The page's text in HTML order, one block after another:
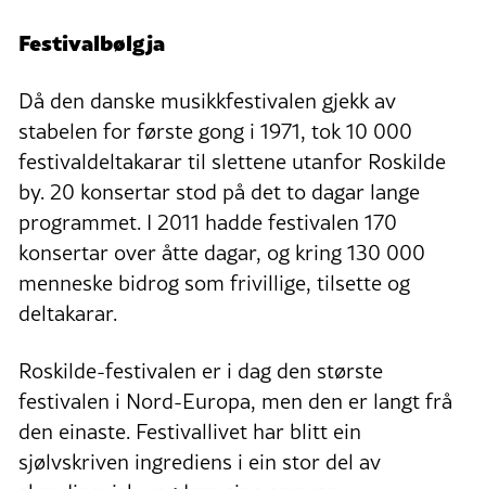
Festivalbølgja
Då den danske musikkfestivalen gjekk av
stabelen for første gong i 1971, tok 10 000
festivaldeltakarar til slettene utanfor Roskilde
by. 20 konsertar stod på det to dagar lange
programmet. I 2011 hadde festivalen 170
konsertar over åtte dagar, og kring 130 000
menneske bidrog som frivillige, tilsette og
deltakarar.
Roskilde-festivalen er i dag den største
festivalen i Nord-Europa, men den er langt frå
den einaste. Festivallivet har blitt ein
sjølvskriven ingrediens i ein stor del av